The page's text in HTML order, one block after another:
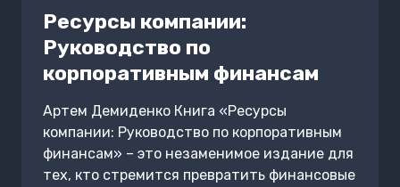
Ресурсы компании:
Руководство по
корпоративным финансам
Артем Демиденко Книга «Ресурсы
компании: Руководство по корпоративным
финансам» – это незаменимое издание для
тех, кто стремится превратить финансовые